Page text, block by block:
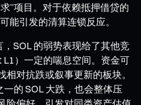
”项目。对于依赖抵押借贷的
能引发的清算连锁反应。
SOL 的弱势表现给了其他竞
）一定的喘息空间。资金可
对抗跌或叙事更新的板块。
的 SOL 大跌，也会整体压